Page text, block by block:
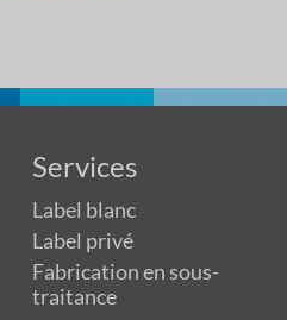
Services
Label blanc
Label privé
Fabrication en sous-
traitance